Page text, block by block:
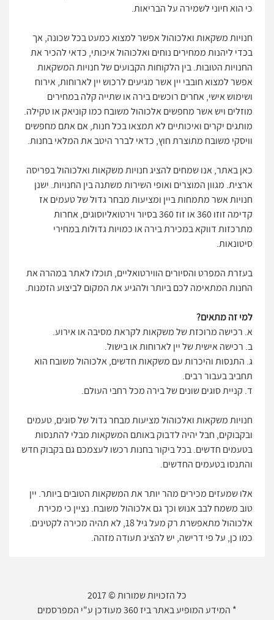
כי הוא חיוני לשמירה על הבריאות.
חנויות משקאות ואלכוהול אפשר למצוא כמעט בכל שכונה, אך
בכדי ליהנות ממחירים נוחים ואלכוהול איכותי, כדאי להכיר את
החנויות הטובות. בין הלקוחות הקבועים של חנויות המשקאות
אפשר למצוא חובבי יין אשר מגיעים לרכוש יין לארוחות, אירוח
ושימוש אישי, אחרים רוכשים בירה או שתייה קלה במחירים
מוזלים ויש אשר מחפשים אלכוהול משובח כמו קוניאק או טקילה.
מותגים יקרים ואיכותיים לא תמצאו בכל חנות, אם אתם מחפשים
וויסקי משובח מתוצרת חוץ, כדאי לברר היטב את המלאי בחנות.
כאן באתר, אנו שמחים להציג חנויות משקאות ואלכוהול בפריסה
ארצית. מגוון המוצרים ואופי השירות משתנה בין החנויות. ישנן
חנויות אשר מתמחות ביין ומציעות מבחר גדול של טעמים אז
קדימה זוזו 360 או זוז 360 בסיור וירטואליוסוגים, אחרות
מתרכזות דווקא במכירת בירה או כמויות גדולות במחירי
סיטונאות.
בעזרת המפרט והסיורים הווירטואליים, תוכלו לאתר במהרה את
החנות המתאימה לכם ביותר ולהגיע את המקום לביצוע הזמנות.
למי זה מתאים?
א. רכישה מרוכזת של משקאות לקראת מסיבה או אירוע.
ב. רכישה אישית של יין לארוחות או בישול.
ג. התנסות והיכרות עם משקאות חדשים, אלכוהול משובח הוא
תחביב בעבור רבים.
ד. קניית סוגים שונים של בירה מכל רחבי העולם.
חנויות משקאות ואלכוהול מציעות מבחר גדול של סוגים, טעמים
ובקבוקים, חבל יהיה לדבוק באותם המשקאות מבלי להתנסות
בטעמים חדשים. בכל ביקור בחנות רכשו לעצמכם גם בקבוק חדש
והתנסו בטעמים החדשים.
אלו שמעזים מכירים מהר יותר את המשקאות הטובים ביותר. יין
טוב משמח לבב אנוש וכך גם אלכוהול משובח. נציין כי מכירת
אלכוהול מתאפשרת רק מעל גיל 18, לא תהיה מכירה לקטינים.
כמו כן, על פי דרישה, יש להציג תעודה מזהה.
כל הזכויות שמורות © 2017
* המידע המופיע באתר ביז 360 מעודכן ע"י המפרסמים